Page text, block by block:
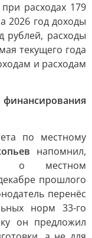
расходах 179
2026 год доходы
рублей, расходы
текущего года
и расходам
по местному
напомнил,
о местном
прошлого
перенёс
норм 33-го
он предложил